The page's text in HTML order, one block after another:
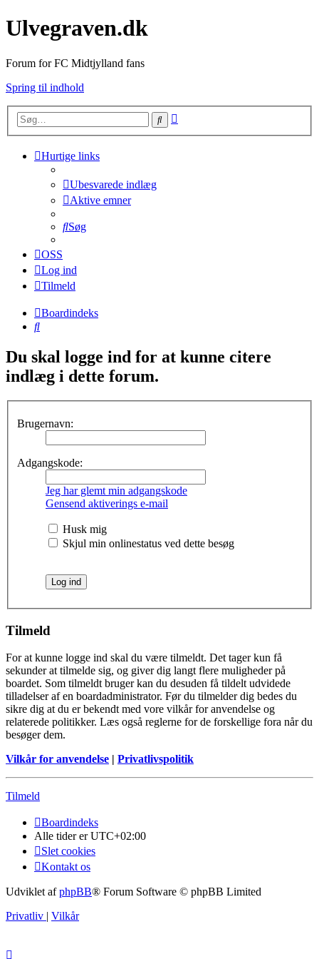
Ulvegraven.dk
Forum for FC Midtjylland fans
Spring til indhold
Søg
Hurtige links
Ubesvarede indlæg
Aktive emner
Søg
OSS
Log ind
Tilmeld
Boardindeks
Søg
Du skal logge ind for at kunne citere
indlæg i dette forum.
Brugernavn:
Adgangskode:
Jeg har glemt min adgangskode
Gensend aktiverings e-mail
Husk mig
Skjul min onlinestatus ved dette besøg
Tilmeld
For at kunne logge ind skal du være tilmeldt. Det tager kun få
sekunder at tilmelde sig, og giver dig langt flere muligheder på
boardet. Som tilmeldt bruger kan du desuden få tildelt udvidede
tilladelser af en boardadministrator. Før du tilmelder dig bedes du
sikre dig at du er bekendt med vore vilkår for anvendelse og
relaterede politikker. Læs også reglerne for de forskellige fora når du
besøger dem.
Vilkår for anvendelse | Privatlivspolitik
Tilmeld
Boardindeks
Alle tider erUTC+02:00
Slet cookies
Kontakt os
Udviklet afphpBB® Forum Software © phpBB Limited
Privatliv | Vilkår